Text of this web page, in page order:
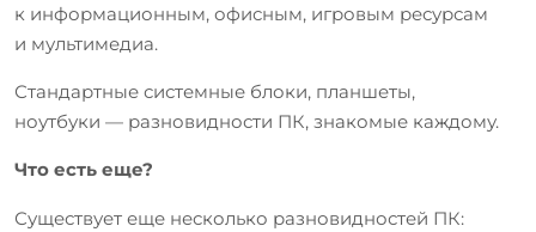
к информационным, офисным, игровым ресурсам
и мультимедиа.
Стандартные системные блоки, планшеты,
ноутбуки — разновидности ПК, знакомые каждому.
Что есть еще?
Существует еще несколько разновидностей ПК: